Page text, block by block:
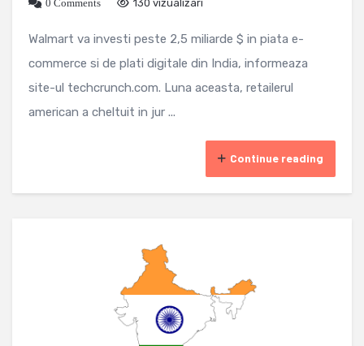
0 Comments 130 vizualizari
Walmart va investi peste 2,5 miliarde $ in piata e-
commerce si de plati digitale din India, informeaza
site-ul techcrunch.com. Luna aceasta, retailerul
american a cheltuit in jur ...
Continue reading